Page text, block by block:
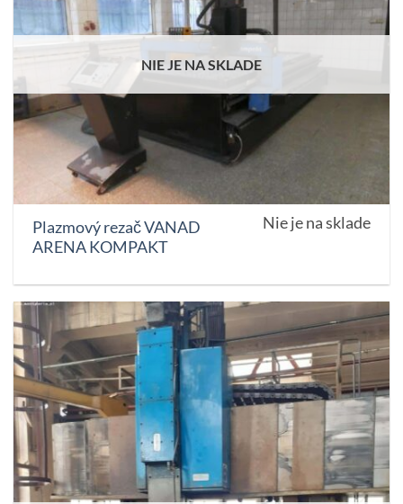
NIE JE NA SKLADE
Plazmový rezač VANAD
ARENA KOMPAKT
Nie je na sklade